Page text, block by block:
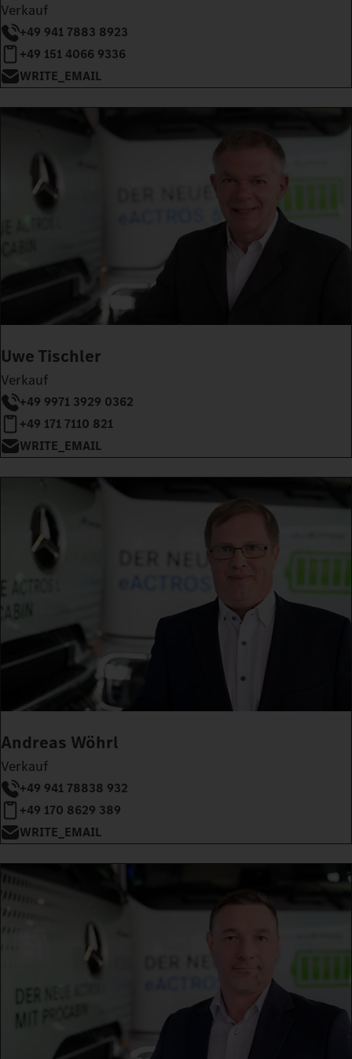
Verkauf
+49 941 7883 8923
+49 151 4066 9336
WRITE_EMAIL
Uwe Tischler
Verkauf
+49 9971 3929 0362
+49 171 7110 821
WRITE_EMAIL
Andreas Wöhrl
Verkauf
+49 941 78838 932
+49 170 8629 389
WRITE_EMAIL